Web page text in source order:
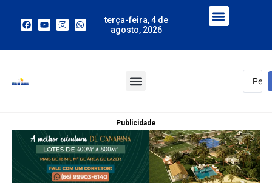
terça-feira, 4 de
agosto, 2026
Publicidade